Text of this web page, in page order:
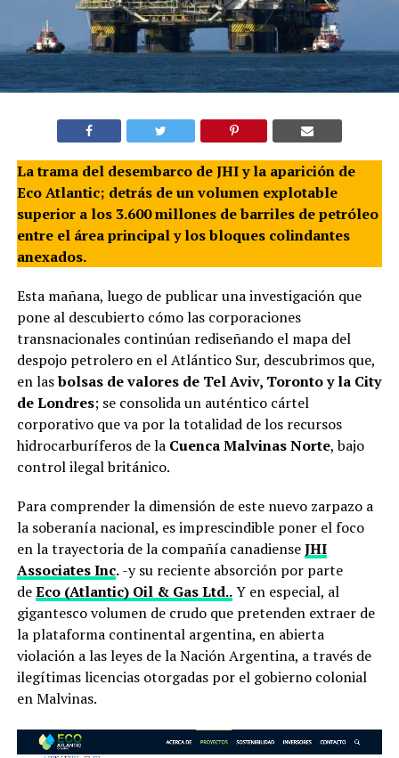
La trama del desembarco de JHI y la aparición de
Eco Atlantic; detrás de un volumen explotable
superior a los 3.600 millones de barriles de petróleo
entre el área principal y los bloques colindantes
anexados.
Esta mañana, luego de publicar una investigación que
pone al descubierto cómo las corporaciones
transnacionales continúan rediseñando el mapa del
despojo petrolero en el Atlántico Sur, descubrimos que,
en lasbolsas de valores de Tel Aviv, Toronto y la City
de Londres; se consolida un auténtico cártel
corporativo que va por la totalidad de los recursos
hidrocarburíferos de la Cuenca Malvinas Norte, bajo
control ilegal británico.
Para comprender la dimensión de este nuevo zarpazo a
la soberanía nacional, es imprescindible poner el foco
en la trayectoria de la compañía canadienseJHI
Associates Inc.-y su reciente absorción por parte
deEco (Atlantic) Oil & Gas Ltd..Y en especial, al
gigantesco volumen de crudo que pretenden extraer de
la plataforma continental argentina, en abierta
violación a las leyes de la Nación Argentina, a través de
ilegítimas licencias otorgadas por el gobierno colonial
en Malvinas.